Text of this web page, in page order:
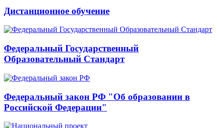
Дистанционное обучение
Федеральный Государственный
Образовательный Стандарт
Федеральный закон РФ "Об образовании в
Российской Федерации"